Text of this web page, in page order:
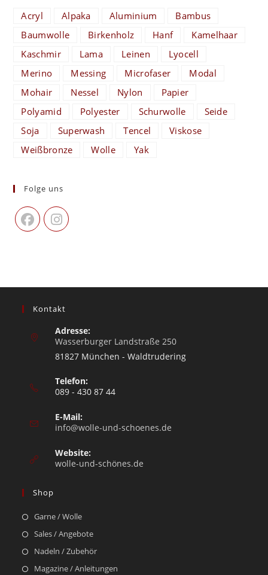
Acryl Alpaka Aluminium
Bambus
Baumwolle
Birkenholz Hanf
Kamelhaar
Kaschmir
Lama Leinen
Lyocell
Merino
Messing Microfaser
Modal
Mohair
Nessel Nylon
Papier
Polyamid
Polyester Schurwolle
Seide
Soja
Superwash Tencel
Viskose
Weißbronze
Wolle Yak
Folge uns
Kontakt
Adresse:
Wasserburger Landstraße 250
81827 München - Waldtrudering
Telefon:
089 - 430 87 44
E-Mail:
info@wolle-und-schoenes.de
Website:
wolle-und-schönes.de
Shop
Garne / Wolle
Sales / Angebote
Nadeln / Zubehör
Magazine / Anleitungen